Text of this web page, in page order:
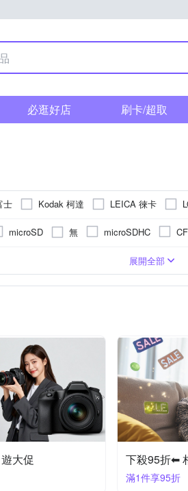
必逛好店 刷卡/超取
士 Kodak 柯達 LEICA 徠卡
寶麗萊
SONY 索尼 SAMYANG
microSD 無 microSDHC CF
後掀式螢
類單眼相機(PASM功能)
1200萬~1600萬像
APSC 1/3.1
無
1/6000秒
展開全部
大促 下殺95折⬅︎
滿1件享95折